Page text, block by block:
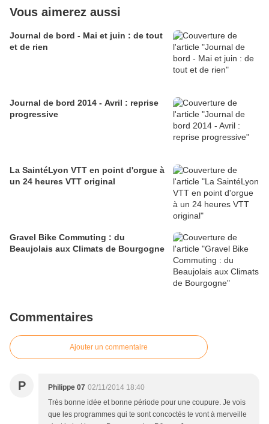
Vous aimerez aussi
Journal de bord - Mai et juin : de tout
et de rien
Journal de bord 2014 - Avril : reprise
progressive
La SaintéLyon VTT en point d'orgue à
un 24 heures VTT original
Gravel Bike Commuting : du
Beaujolais aux Climats de Bourgogne
Commentaires
Ajouter un commentaire
P Philippe 07 02/11/2014 18:40
Très bonne idée et bonne période pour une coupure. Je vois
que les programmes qui te sont concoctés te vont à merveille